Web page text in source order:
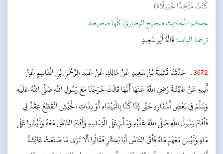
كُنْتُ مُتَّخِذًا خَلِيلًا»)
حکم :أحاديث صحيح البخاريّ كلّها صحيحة
ترجمة الباب:قَالَهُ أَبُو سَعِيدٍ
3672
. حَدَّثَنَا قُتَيْبَةُ بْنُ سَعِيدٍ عَنْ مَالِكٍ عَنْ عَبْدِ الرَّحْمَنِ بْنِ الْقَاسِمِ عَنْ
أَبِيهِ عَنْ عَائِشَةَ رَضِيَ اللَّهُ عَنْهَا أَنَّهَا قَالَتْ خَرَجْنَا مَعَ رَسُولِ اللَّهِ صَلَّى اللَّهُ عَلَيْهِ
وَسَلَّمَ فِي بَعْضِ أَسْفَارِهِ حَتَّى إِذَا كُنَّا بِالْبَيْدَاءِ أَوْ بِذَاتِ الْجَيْشِ انْقَطَعَ عِقْدٌ لِي
فَأَقَامَ رَسُولُ اللَّهِ صَلَّى اللَّهُ عَلَيْهِ وَسَلَّمَ عَلَى الْتِمَاسِهِ وَأَقَامَ النَّاسُ مَعَهُ وَلَيْسُوا عَلَى
مَاءٍ وَلَيْسَ مَعَهُمْ مَاءٌ فَأَتَى النَّاسُ أَبَا بَكْرٍ فَقَالُوا أَلَا تَرَى مَا صَنَعَتْ عَائِشَةُ